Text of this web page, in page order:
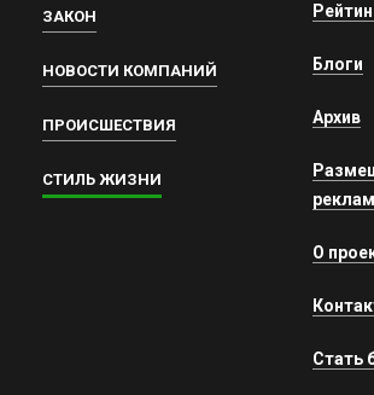
ЗАКОН
НОВОСТИ КОМПАНИЙ
ПРОИСШЕСТВИЯ
СТИЛЬ ЖИЗНИ
Блоги
Архив
О
Стать